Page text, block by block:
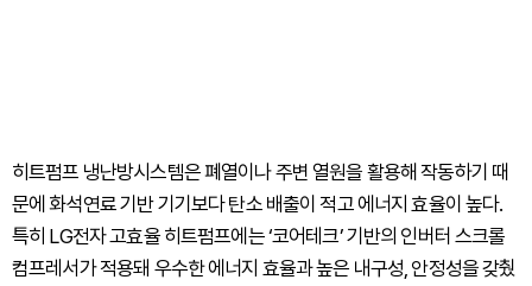
히트펌프 냉난방시스템은 폐열이나 주변 열원을 활용해 작동하기 때
문에 화석연료 기반 기기보다 탄소 배출이 적고 에너지 효율이 높다.
특히 LG전자 고효율 히트펌프에는 ‘코어테크’ 기반의 인버터 스크롤
컴프레서가 적용돼 우수한 에너지 효율과 높은 내구성, 안정성을 갖췄